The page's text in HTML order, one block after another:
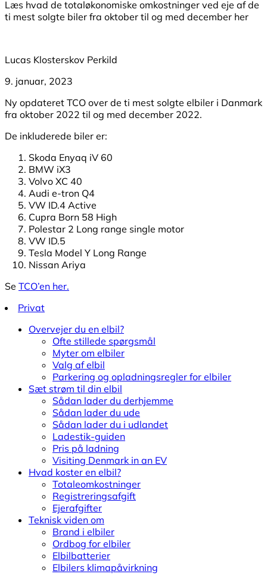
Læs hvad de totaløkonomiske omkostninger ved eje af de
ti mest solgte biler fra oktober til og med december her
Lucas Klosterskov Perkild
9. januar, 2023
Ny opdateret TCO over de ti mest solgte elbiler i Danmark
fra oktober 2022 til og med december 2022.
De inkluderede biler er:
Skoda Enyaq iV 60
BMW iX3
Volvo XC 40
Audi e-tron Q4
VW ID.4 Active
Cupra Born 58 High
Polestar 2 Long range single motor
VW ID.5
Tesla Model Y Long Range
Nissan Ariya
Se TCO’en her.
Privat
Overvejer du en elbil?
Ofte stillede spørgsmål
Myter om elbiler
Valg af elbil
Parkering og opladningsregler for elbiler
Sæt strøm til din elbil
Sådan lader du derhjemme
Sådan lader du ude
Sådan lader du i udlandet
Ladestik-guiden
Pris på ladning
Visiting Denmark in an EV
Hvad koster en elbil?
Totaleomkostninger
Registreringsafgift
Ejerafgifter
Teknisk viden om
Brand i elbiler
Ordbog for elbiler
Elbilbatterier
Elbilers klimapåvirkning